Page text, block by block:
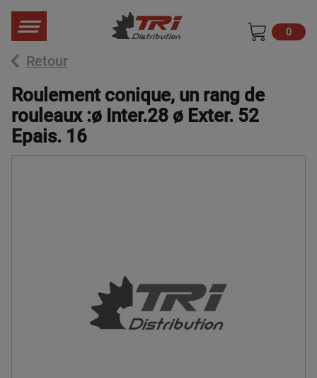
0
Retour
Roulement conique, un rang de
rouleaux :ø Inter.28 ø Exter. 52
Epais. 16